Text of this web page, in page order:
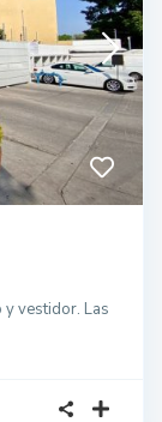
y vestidor. Las